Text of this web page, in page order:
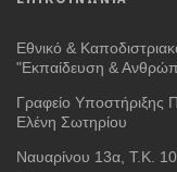
Εθνικό &
"Εκπαίδευση &
Γραφείο Υποστήριξης
Ελένη Σωτηρίου
Ναυαρίνου 13α, Τ.Κ.